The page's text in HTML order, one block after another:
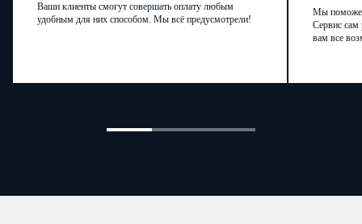
Ваши клиенты смогут совершать оплату любым
удобным для них способом. Мы всё предусмотрели!
Мы
Сервис сам
вам все